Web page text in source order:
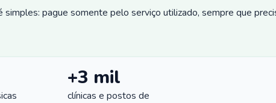
simples: pague somente pelo serviço utilizado, sempre que
+3 mil
clínicas e postos de